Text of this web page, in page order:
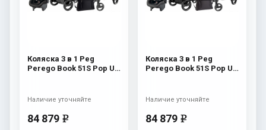
Коляска 3 в 1 Peg
Perego Book 51S Pop Up
84 879 e
Наличие уточняйте
Коляска 3 в 1 Peg
Perego Book 51S Pop Up
84 879 e
Наличие уточняйте